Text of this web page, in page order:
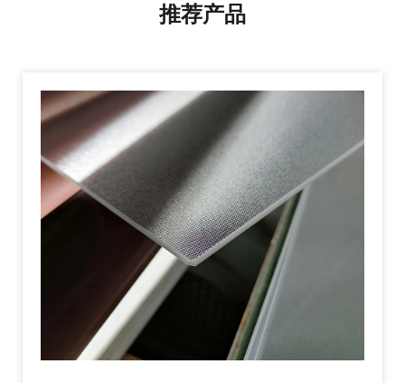
推荐产品